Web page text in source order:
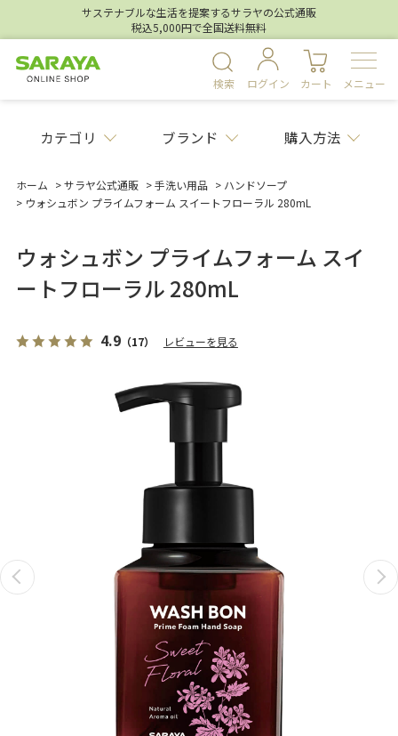
サステナブルな生活を提案するサラヤの公式通販
税込5,000円で全国送料無料
検索 ログイン カート メニュー
カテゴリ ブランド 購入方法
ホーム >サラヤ公式通販 >手洗い用品 > ハンドソープ
> ウォシュボン プライムフォーム スイートフローラル 280mL
ウォシュボン プライムフォーム スイ
ートフローラル 280mL
4.9（17） レビューを見る